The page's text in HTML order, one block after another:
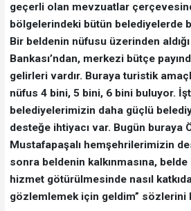
geçerli olan mevzuatlar
bölgelerindeki bütün belediyelerde
Bir beldenin nüfusu üzerinden
Bankası’ndan, merkezi bütçe
gelirleri vardır. Buraya turistik
nüfus 4 bini, 5 bini, 6 bini buluyor.
belediyelerimizin daha güçlü
desteğe ihtiyacı var. Bugün buraya
Mustafapaşalı hemşehrilerimizin
sonra beldenin kalkınmasına, belde
hizmet götürülmesinde nasıl
gözlemlemek için geldim” sözlerini